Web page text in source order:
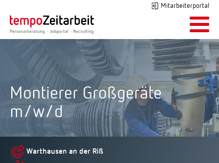
Mitarbeiterportal
Montierer Großgeräte
m/w/d
Warthausen an der Riß